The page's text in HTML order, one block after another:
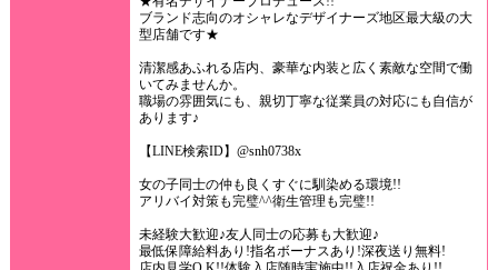
ブランド志向のオシャレなデザイナーズ地区最大級の大
型店舗です★
清潔感あふれる店内、豪華な内装と広く素敵な空間で働
いてみませんか。
職場の雰囲気にも、親切丁寧な従業員の対応にも自信が
あります♪
【LINE検索ID】@snh0738x
女の子同士の仲も良くすぐに馴染める環境!!
アリバイ対策も完璧^^衛生管理も完璧!!
未経験大歓迎♪友人同士の応募も大歓迎♪
最低保障給料あり!指名ボーナスあり!深夜送り無料!